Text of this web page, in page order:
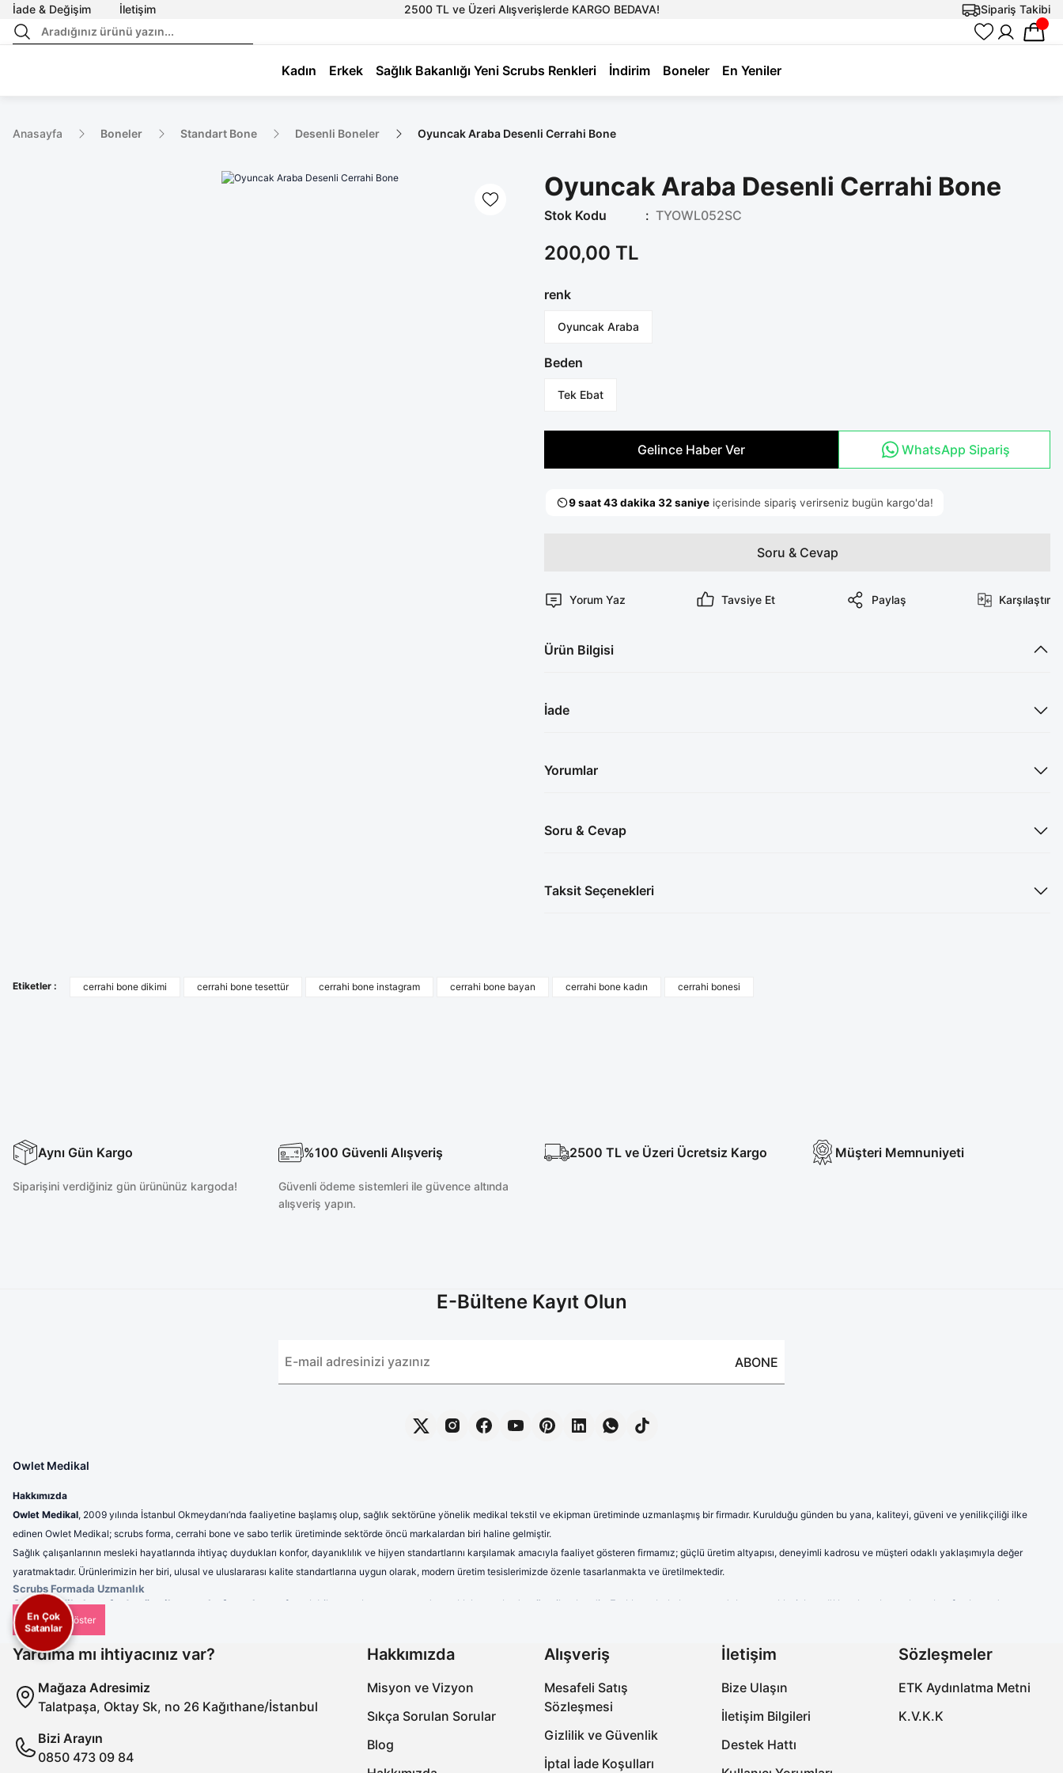
İade & Değişim İletişim 2500 TL ve Üzeri Alışverişlerde KARGO BEDAVA! Sipariş Takibi
Kadın Erkek Sağlık Bakanlığı Yeni Scrubs Renkleri İndirim Boneler En Yeniler
Anasayfa Boneler Standart Bone Desenli Boneler Oyuncak Araba Desenli Cerrahi Bone
Oyuncak Araba Desenli Cerrahi Bone
Stok Kodu TYOWL052SC
200,00 TL
renk
Oyuncak Araba
Beden
Tek Ebat
Gelince Haber Ver WhatsApp Sipariş
Soru & Cevap
Yorum Yaz Tavsiye Et Paylaş Karşılaştır
Ürün Bilgisi
İade
Yorumlar
Soru & Cevap
Taksit Seçenekleri
Etiketler : cerrahi bone dikimi cerrahi bone tesettür cerrahi bone instagram cerrahi bone bayan cerrahi bone kadın cerrahi bonesi
Aynı Gün Kargo
Siparişini verdiğiniz gün ürününüz kargoda!
%100 Güvenli Alışveriş
Güvenli ödeme sistemleri ile güvence altında
alışveriş yapın.
2500 TL ve Üzeri Ücretsiz Kargo Müşteri Memnuniyeti
E-Bültene Kayıt Olun
ABONE
Owlet Medikal
Hakkımızda
Owlet Medikal, 2009 yılında İstanbul Okmeydanı’nda faaliyetine başlamış olup, sağlık sektörüne yönelik medikal tekstil ve ekipman üretiminde uzmanlaşmış bir firmadır. Kurulduğu günden bu yana, kaliteyi, güveni ve yenilikçiliği ilke
edinen Owlet Medikal; scrubs forma, cerrahi bone ve sabo terlik üretiminde sektörde öncü markalardan biri haline gelmiştir.
Sağlık çalışanlarının mesleki hayatlarında ihtiyaç duydukları konfor, dayanıklılık ve hijyen standartlarını karşılamak amacıyla faaliyet gösteren firmamız; güçlü üretim altyapısı, deneyimli kadrosu ve müşteri odaklı yaklaşımıyla değer
yaratmaktadır. Ürünlerimizin her biri, ulusal ve uluslararası kalite standartlarına uygun olarak, modern üretim tesislerimizde özenle tasarlanmakta ve üretilmektedir.
Scrubs Formada Uzmanlık
Owlet Medikal tarafından üretilen scrubs formalar
; nefes alabilen, terletmeyen ve dayanıklı kumaşlardan üretilmektedir. Farklı renk, kalıp ve model seçenekleriyle sağlık çalışanlarına hem konfor hem de
profesyonel bir görünüm sunulmaktadır. Ergonomik tasarımı sayesinde uzun saatler boyunca rahat kullanım sağlayan formalarımız, aynı zamanda modern ve şık çizgileriyle sektörde fark yaratmaktadır.
Cerrahi Bonelerde Hijyen ve Rahatlık
Hijyenin en kritik unsurlardan biri olduğu sağlık sektöründe, cerrahi bonelerimiz yüksek kalite standartları gözetilerek üretilmektedir. Nefes alabilen ve ter emici kumaşlardan imal edilen ürünlerimiz, uzun süreli
kullanımlarda dahi maksimum konfor sunar. Tek renk seçeneklerinin yanı sıra, farklı desen ve tasarımlarla çeşitlendirilen cerrahi boneler, sağlık çalışanlarının kişisel tercihlerine de hitap etmektedir.
Uzun saatler boyunca ayakta çalışan sağlık personeli için ürettiğimiz sabo terlikler, ergonomik tasarımları, ortopedik taban yapıları ve kaymaz özellikleriyle öne çıkmaktadır. Ayak sağlığını koruyan, yorgunluğu
azaltan ve dayanıklılığıyla uzun ömürlü kullanım sağlayan sabo terliklerimiz, işlevselliğin yanı sıra estetik açıdan da beklentileri karşılamaktadır.
Owlet Medikal’in misyonu; sağlık çalışanlarının ihtiyaçlarına uygun, yüksek kaliteli ve güvenilir ürünler üreterek, onların meslek hayatlarında konforlu ve güvenli bir deneyim yaşamalarını sağlamaktır. Üretimin her
aşamasında titizlikle uygulanan kalite kontrol süreçleri, müşteri memnuniyetini daima öncelik haline getirmektedir.
Yardıma mı ihtiyacınız var?
Mağaza Adresimiz
Talatpaşa, Oktay Sk, no 26 Kağıthane/İstanbul
Bizi Arayın
0850 473 09 84
Hakkımızda
Misyon ve Vizyon
Sıkça Sorulan Sorular
Blog
Alışveriş
Mesafeli Satış
Sözleşmesi
Gizlilik ve Güvenlik
İptal İade Koşulları
İletişim
Bize Ulaşın
İletişim Bilgileri
Destek Hattı
Sözleşmeler
ETK Aydınlatma Metni
K.V.K.K
En Çok
Satanlar